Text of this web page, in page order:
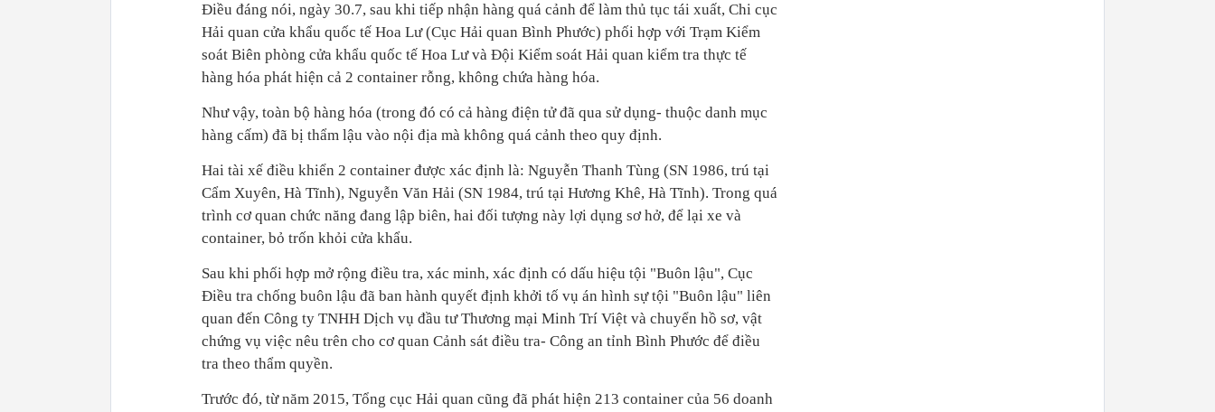
Điều đáng nói, ngày 30.7, sau khi tiếp nhận hàng quá cảnh để làm thủ tục tái xuất, Chi cục
Hải quan cửa khẩu quốc tế Hoa Lư (Cục Hải quan Bình Phước) phối hợp với Trạm Kiểm
soát Biên phòng cửa khẩu quốc tế Hoa Lư và Đội Kiểm soát Hải quan kiểm tra thực tế
hàng hóa phát hiện cả 2 container rỗng, không chứa hàng hóa.
Như vậy, toàn bộ hàng hóa (trong đó có cả hàng điện tử đã qua sử dụng- thuộc danh mục
hàng cấm) đã bị thẩm lậu vào nội địa mà không quá cảnh theo quy định.
Hai tài xế điều khiển 2 container được xác định là: Nguyễn Thanh Tùng (SN 1986, trú tại
Cẩm Xuyên, Hà Tĩnh), Nguyễn Văn Hải (SN 1984, trú tại Hương Khê, Hà Tĩnh). Trong quá
trình cơ quan chức năng đang lập biên, hai đối tượng này lợi dụng sơ hở, để lại xe và
container, bỏ trốn khỏi cửa khẩu.
Sau khi phối hợp mở rộng điều tra, xác minh, xác định có dấu hiệu tội "Buôn lậu", Cục
Điều tra chống buôn lậu đã ban hành quyết định khởi tố vụ án hình sự tội "Buôn lậu" liên
quan đến Công ty TNHH Dịch vụ đầu tư Thương mại Minh Trí Việt và chuyển hồ sơ, vật
chứng vụ việc nêu trên cho cơ quan Cảnh sát điều tra- Công an tỉnh Bình Phước để điều
tra theo thẩm quyền.
Trước đó, từ năm 2015, Tổng cục Hải quan cũng đã phát hiện 213 container của 56 doanh